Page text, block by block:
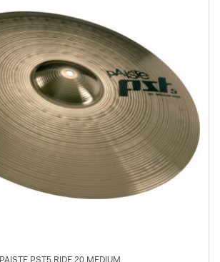
PAISTE PST5 RIDE 20 MEDIUM